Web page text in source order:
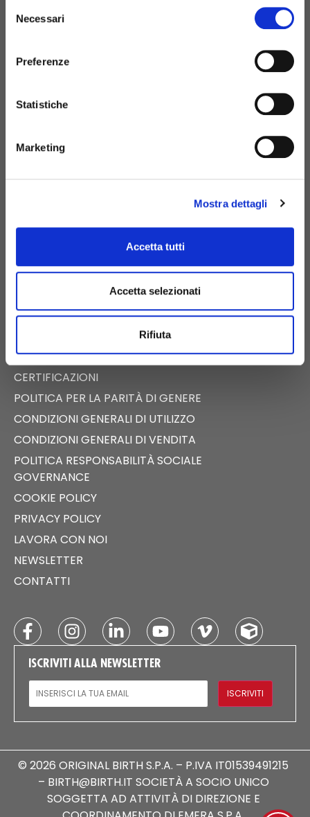
delNecessari
Preferenze
Statistiche
Marketing
Mostra dettagli
Accetta tutti
Accetta selezionati
Rifiuta
+39 081 506 2506
BIRTH@BIRTH.IT
PIGNATARO MAGGIORE (CE)
NEWS
FAST NEWS
TECALLIANCE
CERTIFICAZIONI
POLITICA PER LA PARITÀ DI GENERE
CONDIZIONI GENERALI DI UTILIZZO
CONDIZIONI GENERALI DI VENDITA
POLITICA RESPONSABILITÀ SOCIALE
GOVERNANCE
COOKIE POLICY
PRIVACY POLICY
LAVORA CON NOI
NEWSLETTER
CONTATTI
ISCRIVITI ALLA NEWSLETTER
EMAIL
ISCRIVITI
© 2026 ORIGINAL BIRTH S.P.A. – P.IVA IT01539491215
– BIRTH@BIRTH.IT SOCIETÀ A SOCIO UNICO
SOGGETTA AD ATTIVITÀ DI DIREZIONE E